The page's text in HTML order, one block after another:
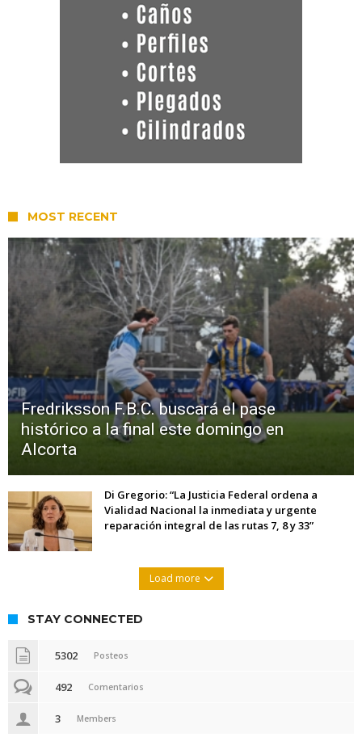
MOST RECENT
Fredriksson F.B.C. buscará el pase
histórico a la final este domingo en
Alcorta
Di Gregorio: “La Justicia Federal ordena a
Vialidad Nacional la inmediata y urgente
reparación integral de las rutas 7, 8 y 33”
Load more
STAY CONNECTED
5302 Posteos
492 Comentarios
3 Members